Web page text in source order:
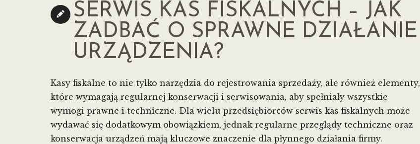
SERWIS KAS FISKALNYCH – JAK
ZADBAĆ O SPRAWNE DZIAŁANIE
URZĄDZENIA?
Kasy fiskalne to nie tylko narzędzia do rejestrowania sprzedaży, ale również elementy,
które wymagają regularnej konserwacji i serwisowania, aby spełniały wszystkie
wymogi prawne i techniczne. Dla wielu przedsiębiorców serwis kas fiskalnych może
wydawać się dodatkowym obowiązkiem, jednak regularne przeglądy techniczne oraz
konserwacja urządzeń mają kluczowe znaczenie dla płynnego działania firmy.